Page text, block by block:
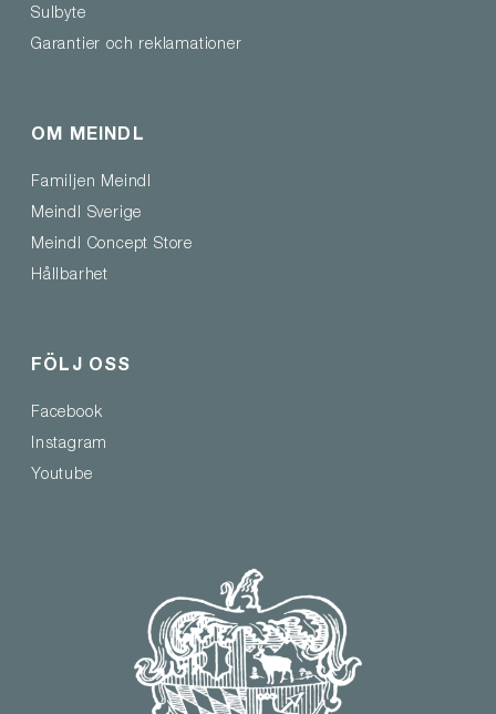
Sulbyte
Garantier och reklamationer
OM MEINDL
Familjen Meindl
Meindl Sverige
Meindl Concept Store
Hållbarhet
FÖLJ OSS
Facebook
Instagram
Youtube